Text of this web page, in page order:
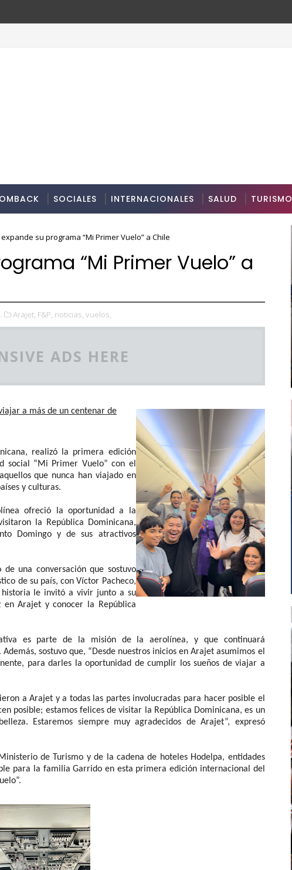
SOCIALES INTERNACIONALES SALUD TURISMO
su programa “Mi Primer Vuelo” a Chile
“Mi Primer Vuelo” a
Arajet, F&P, noticias, vuelos,
ADS HERE
a más de un centenar de
realizó la primera edición
social “Mi Primer Vuelo” con el
que nunca han viajado en
y culturas.
ofreció la oportunidad a la
la República Dominicana,
Domingo y de sus atractivos
una conversación que sostuvo
de su país, con Víctor Pacheco,
historia le invitó a vivir junto a su
Arajet y conocer la República
es parte de la misión de la aerolínea, y que continuará
sostuvo que, “Desde nuestros inicios en Arajet asumimos el
para darles la oportunidad de cumplir los sueños de viajar a
a Arajet y a todas las partes involucradas para hacer posible el
posible; estamos felices de visitar la República Dominicana, es un
Estaremos siempre muy agradecidos de Arajet”, expresó
de Turismo y de la cadena de hoteles Hodelpa, entidades
para la familia Garrido en esta primera edición internacional del